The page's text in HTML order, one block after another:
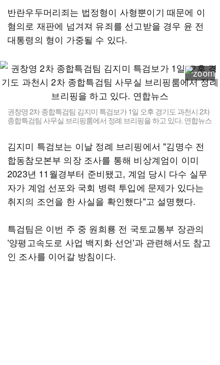
반란우두머리죄는 법정형이 사형뿐이기 때문에 이
혐의로 재판에 넘겨져 유죄를 선고받을 경우 윤 전
대통령의 형이 가중될 수 있다.
권창영 2차 종합특검팀 김지미 특검보가 1일 오후 경기도 과천시 2차
종합특검팀 사무실 브리핑룸에서 정례 브리핑을 하고 있다. 연합뉴스
김지미 특검보는 이날 정례 브리핑에서 "김명수 전
합동참모본부 의장 조사를 통해 비상계엄이 이미
2023년 11월경부터 준비됐고, 계엄 당시 다수 실무
자가 계엄 선포와 국회 병력 투입에 문제가 있다는
취지의 조언을 한 사실을 확인했다"고 설명했다.
특검팀은 이번 주 중 원희룡 전 국토교통부 장관의
'양평고속도로 사업 백지화 선언'과 관련해서도 참고
인 조사를 이어갈 방침이다.